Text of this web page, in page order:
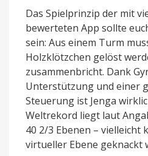
Das Spielprinzip der mit
bewerteten App sollte
sein: Aus einem Turm
Holzklötzchen gelöst
zusammenbricht. Dank
Unterstützung und einer
Steuerung ist Jenga
Weltrekord liegt laut
40 2/3 Ebenen – vielleicht
virtueller Ebene geknackt